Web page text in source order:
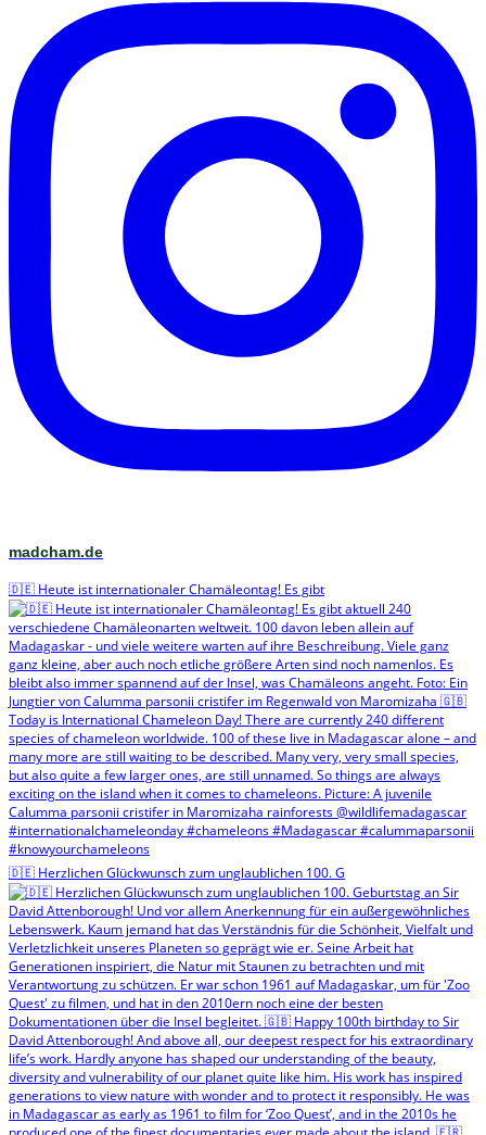
madcham.de
🇩🇪 Heute ist internationaler Chamäleontag! Es gibt
🇩🇪 Herzlichen Glückwunsch zum unglaublichen 100. G